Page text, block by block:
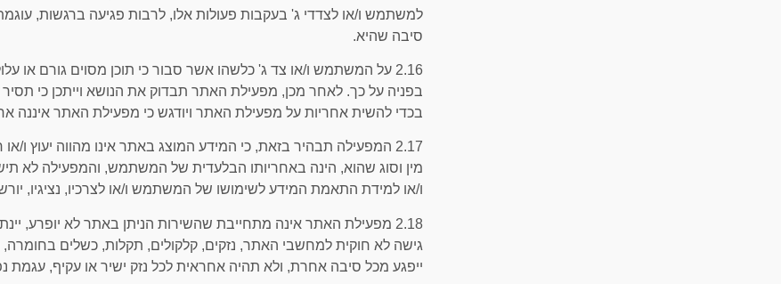
למשתמש ו/או לצדדי ג' בעקבות פעולות אלו, לרבות פגיעה ברגשות,
סיבה שהיא.
2.16 על המשתמש ו/או צד ג' כלשהו אשר סבור כי תוכן מסוים גורם או
בפניה על כך. לאחר מכן, מפעילת האתר תבדוק את הנושא וייתכן כי
בכדי להשית אחריות על מפעילת האתר ויודגש כי מפעילת האתר איננה
2.17 המפעילה תבהיר בזאת, כי המידע המוצג באתר אינו מהווה
מין וסוג שהוא, הינה באחריותו הבלעדית של המשתמש, והמפעילה
ו/או למידת התאמת המידע לשימושו של המשתמש ו/או לצרכיו, נציגיו,
2.18 מפעילת האתר אינה מתחייבת שהשירות הניתן באתר לא יופרע,
גישה לא חוקית למחשבי האתר, נזקים, קלקולים, תקלות, כשלים בחומרה,
ייפגע מכל סיבה אחרת, ולא תהיה אחראית לכל נזק ישיר או עקיף, עגמת